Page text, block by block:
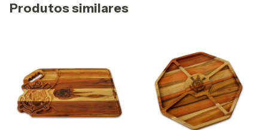
Produtos similares